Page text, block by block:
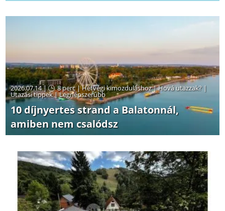
2026.07.14 | 8 perc|Hétvégi kimozduláshoz|Hová utazzak? |
Utazási tippek|Legnépszerűbb
10 díjnyertes strand a Balatonnál,
amiben nem csalódsz